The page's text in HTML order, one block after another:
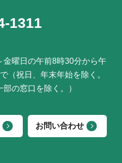
1311
金曜日の午前8時30分から午
（祝日、年末年始を除く。
部の窓口を除く。）
お問い合わせ